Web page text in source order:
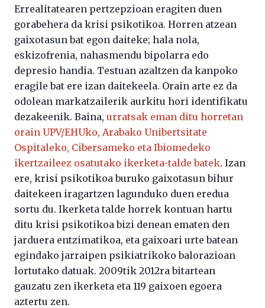
Errealitatearen pertzepzioan eragiten duen
gorabehera da krisi psikotikoa. Horren atzean
gaixotasun bat egon daiteke; hala nola,
eskizofrenia, nahasmendu bipolarra edo
depresio handia. Testuan azaltzen da kanpoko
eragile bat ere izan daitekeela. Orain arte ez da
odolean markatzailerik aurkitu hori identifikatu
dezakeenik. Baina, urratsak eman ditu horretan
orain UPV/EHUko, Arabako Unibertsitate
Ospitaleko, Cibersameko eta Ibiomedeko
ikertzaileez osatutako ikerketa-talde batek. Izan
ere, krisi psikotikoa buruko gaixotasun bihur
daitekeen iragartzen lagunduko duen eredua
sortu du. Ikerketa talde horrek kontuan hartu
ditu krisi psikotikoa bizi denean ematen den
jarduera entzimatikoa, eta gaixoari urte batean
egindako jarraipen psikiatrikoko balorazioan
lortutako datuak. 2009tik 2012ra bitartean
gauzatu zen ikerketa eta 119 gaixoen egoera
aztertu zen.